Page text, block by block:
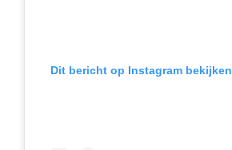
Dit bericht op Instagram bekijken